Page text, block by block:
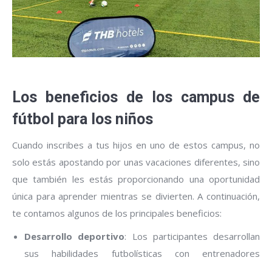
Los beneficios de los campus de
fútbol para los niños
Cuando inscribes a tus hijos en uno de estos campus, no
solo estás apostando por unas vacaciones diferentes, sino
que también les estás proporcionando una oportunidad
única para aprender mientras se divierten. A continuación,
te contamos algunos de los principales beneficios:
Desarrollo deportivo: Los participantes desarrollan
sus habilidades futbolísticas con entrenadores